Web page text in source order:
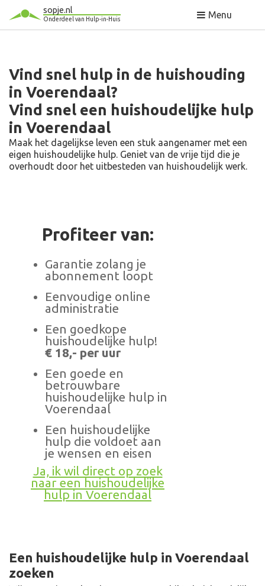
sopje.nl
Onderdeel van Hulp-in-Huis Menu
Vind snel hulp in de huishouding
in Voerendaal?
Vind snel een huishoudelijke hulp
in Voerendaal
Maak het dagelijkse leven een stuk aangenamer met een
eigen huishoudelijke hulp. Geniet van de vrije tijd die je
overhoudt door het uitbesteden van huishoudelijk werk.
Profiteer van:
Garantie zolang je
abonnement loopt
Eenvoudige online
administratie
Een goedkope
huishoudelijke hulp!
€ 18,- per uur
Een goede en
betrouwbare
huishoudelijke hulp in
Voerendaal
Een huishoudelijke
hulp die voldoet aan
je wensen en eisen
Ja, ik wil direct op zoek
naar een huishoudelijke
hulp in Voerendaal
Een huishoudelijke hulp in Voerendaal
zoeken